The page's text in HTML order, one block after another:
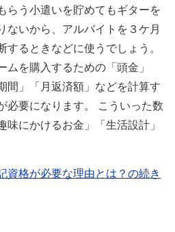
らう小遣いを貯めてもギターを
ないから、アルバイトを３ケ月
するときなどに使うでしょう。
ムを購入するための「頭金」
間」「月返済額」などを計算す
必要になります。 こういった数
味にかけるお金」「生活設計」
資格が必要な理由とは？の続き